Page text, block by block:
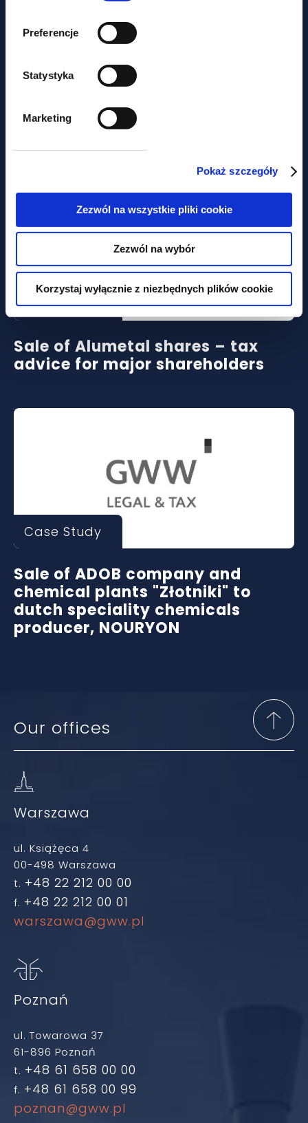
Preferencje
Statystyka
Marketing
Pokaż szczegóły
Zezwól na wszystkie pliki cookie
Zezwól na wybór
Korzystaj wyłącznie z niezbędnych plików cookie
Case Study
Legal services for the
and Womens’s Volleyball World
Championships 2022
Case Study
Sale of Alumetal shares – tax
advice for major shareholders
Case Study
Sale of ADOB company and
chemical plants "Złotniki" to
dutch speciality chemicals
producer, NOURYON
Our offices
Warszawa
ul. Książęca 4
00-498 Warszawa
t. +48 22 212 00 00
f. +48 22 212 00 01
warszawa@gww.pl
Poznań
ul. Towarowa 37
61-896 Poznań
t. +48 61 658 00 00
f. +48 61 658 00 99
poznan@gww.pl